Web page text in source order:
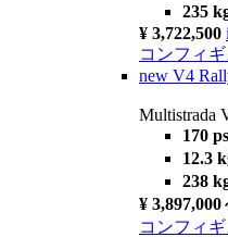
235
¥ 3,722,500 i
コンフィ
new V4
Multistrada
170 ps
12.3
238
¥ 3,897,000
コンフィ